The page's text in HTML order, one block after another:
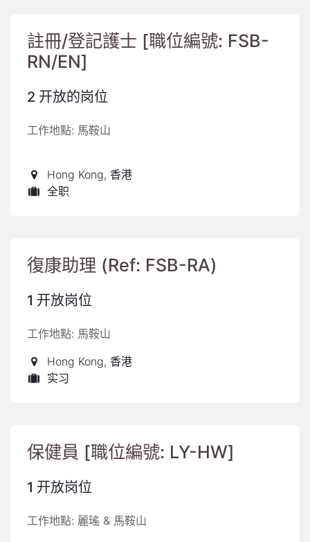
註冊/登記護士 [職位編號: FSB-
RN/EN]
2 开放的岗位
工作地點: 馬鞍山
Hong Kong, 香港
全职
復康助理 (Ref: FSB-RA)
1 开放岗位
工作地點: 馬鞍山
Hong Kong, 香港
实习
保健員 [職位編號: LY-HW]
1 开放岗位
工作地點: 麗瑤 & 馬鞍山